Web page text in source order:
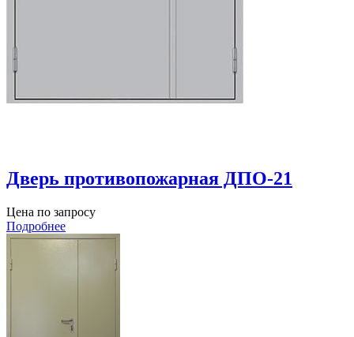
Дверь противопожарная ДПО-21
Цена по запросу
Подробнее